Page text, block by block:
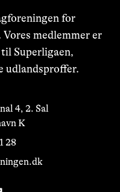
for
medlemmer er
Superligaen,
udlandsproffer.
4, 2. Sal
K
28